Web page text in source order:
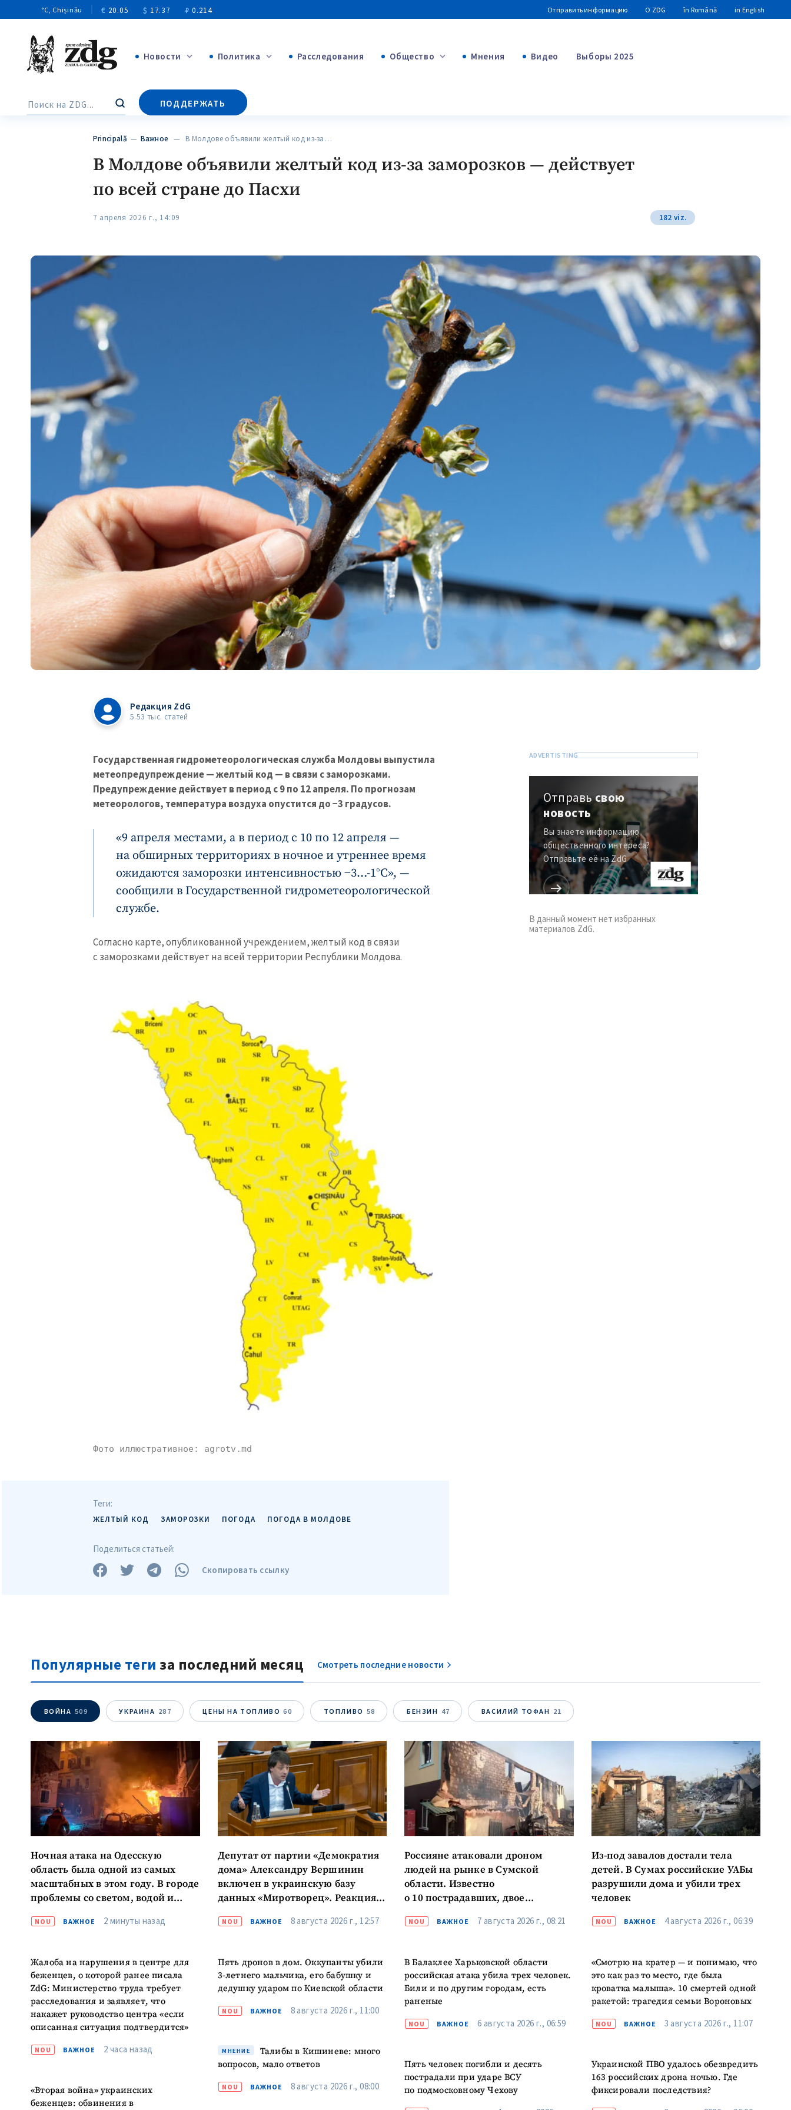
°C, Chișinău € 20.05 $ 17.37 ₽ 0.214 Отправить информацию О ZDG în Română in English
Новости
+144
Политика Расследования Общество Мнения Видео Выборы 2025
Поиск ПОДДЕРЖАТЬ
Principală —Важное — В Молдове объявили желтый код из-за…
В Молдове объявили желтый код из-за заморозков — действует
по всей стране до Пасхи
7 апреля 2026 г., 14:09 182 viz.
Редакция ZdG
5.53 тыс. статей
Государственная гидрометеорологическая служба Молдовы выпустила
метеопредупреждение — желтый код — в связи с заморозками.
Предупреждение действует в период с 9 по 12 апреля. По прогнозам
метеорологов, температура воздуха опустится до −3 градусов.
«9 апреля местами, а в период с 10 по 12 апреля —
на обширных территориях в ночное и утреннее время
ожидаются заморозки интенсивностью −3…-1°C», —
сообщили в Государственной гидрометеорологической
службе.
Согласно карте, опубликованной учреждением, желтый код в связи
с заморозками действует на всей территории Республики Молдова.
Фото иллюстративное: agrotv.md
Теги:
ЖЕЛТЫЙ КОД ЗАМОРОЗКИ ПОГОДА ПОГОДА В МОЛДОВЕ
Поделиться статьей:
Скопировать ссылку
Отправьсвою
новость
Вы знаете информацию
общественного интереса?
Отправьте её на ZdG
В данный момент нет избранных
материалов ZdG.
Популярные теги за последний месяц Смотреть последние новости
ВОЙНА 509 УКРАИНА 287 ЦЕНЫ НА ТОПЛИВО 60 ТОПЛИВО 58 БЕНЗИН 47 ВАСИЛИЙ ТОФАН 21
Ночная атака на Одесскую
область была одной из самых
масштабных в этом году. В городе
проблемы со светом, водой и
NOU ВАЖНОЕ 2 минуты назад
Жалоба на нарушения в центре для
беженцев, о которой ранее писала
ZdG: Министерство труда требует
расследования и заявляет, что
накажет руководство центра «если
описанная ситуация подтвердится»
NOU ВАЖНОЕ 2 часа назад
«Вторая война» украинских
беженцев: обвинения в
Депутат от партии «Демократия
дома» Александру Вершинин
включен в украинскую базу
данных «Миротворец». Реакция
NOU ВАЖНОЕ 8 августа 2026 г., 12:57
Пять дронов в дом. Оккупанты убили
3-летнего мальчика, его бабушку и
дедушку ударом по Киевской области
NOU ВАЖНОЕ 8 августа 2026 г., 11:00
МНЕНИЕ
Талибы в Кишиневе: много
вопросов, мало ответов
NOU ВАЖНОЕ 8 августа 2026 г., 08:00
Россияне атаковали дроном
людей на рынке в Сумской
области. Известно
о 10 пострадавших, двое
NOU ВАЖНОЕ 7 августа 2026 г., 08:21
В Балаклее Харьковской области
российская атака убила трех человек.
Били и по другим городам, есть
раненые
NOU ВАЖНОЕ 6 августа 2026 г., 06:59
Пять человек погибли и десять
пострадали при ударе ВСУ
по подмосковному Чехову
Из-под завалов достали тела
детей. В Сумах российские УАБы
разрушили дома и убили трех
человек
NOU ВАЖНОЕ 4 августа 2026 г., 06:39
«Смотрю на кратер — и понимаю, что
это как раз то место, где была
кроватка малыша». 10 смертей одной
ракетой: трагедия семьи Вороновых
NOU ВАЖНОЕ 3 августа 2026 г., 11:07
Украинской ПВО удалось обезвредить
163 российских дрона ночью. Где
фиксировали последствия?
МОЯ НОВОСТЬ
Заголовок новости + Добавить заголовок
+ Загрузить изображение
Ссылка на медиа + Добавить ссылку на медиа
Текст новости + Добавить текст новости